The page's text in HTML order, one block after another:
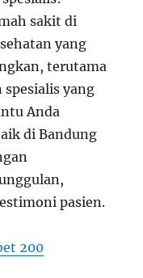
sakit di
yang
terutama
yang
Anda
di Bandung
pasien.
200